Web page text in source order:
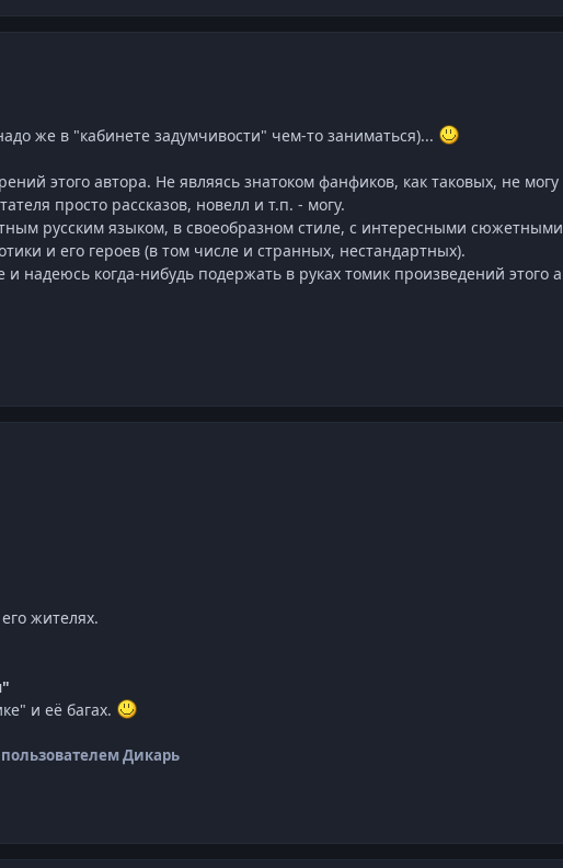
же в "кабинете задумчивости" чем-то заниматься)...
этого автора. Не являясь знатоком фанфиков, как таковых, не
просто рассказов, новелл и т.п. - могу.
русским языком, в своеобразном стиле, с интересными
и его героев (в том числе и странных, нестандартных).
надеюсь когда-нибудь подержать в руках томик произведений этого
жителях.
и её багах.
пользователем Дикарь